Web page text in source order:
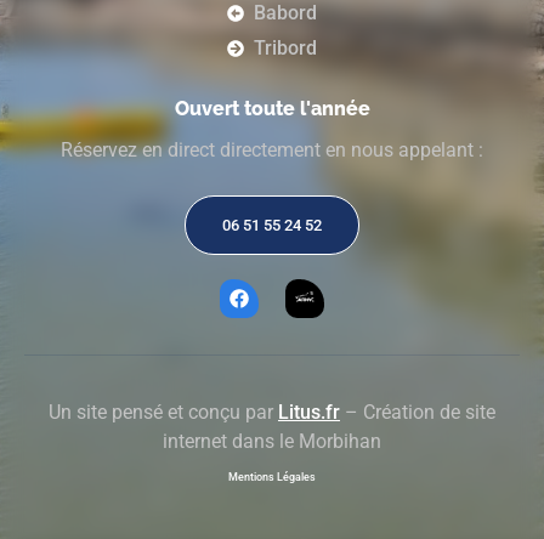
Babord
Tribord
Ouvert toute l'année
Réservez en direct directement en nous appelant :
06 51 55 24 52
Un site pensé et conçu par Litus.fr – Création de site
internet dans le Morbihan
Mentions Légales